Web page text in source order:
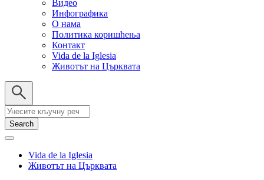
Видео
Инфографика
О нама
Политика коришћења
Контакт
Vida de la Iglesia
Животът на Църквата
Search
Vida de la Iglesia
Животът на Църквата